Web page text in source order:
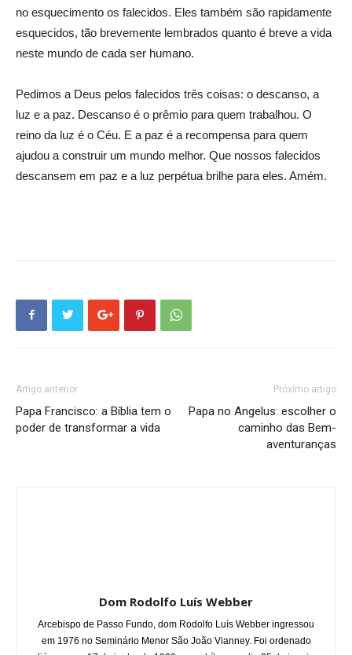
no esquecimento os falecidos. Eles também são rapidamente
esquecidos, tão brevemente lembrados quanto é breve a vida
neste mundo de cada ser humano.
Pedimos a Deus pelos falecidos três coisas: o descanso, a
luz e a paz. Descanso é o prêmio para quem trabalhou. O
reino da luz é o Céu. E a paz é a recompensa para quem
ajudou a construir um mundo melhor. Que nossos falecidos
descansem em paz e a luz perpétua brilhe para eles. Amém.
Artigo anterior
Papa Francisco: a Bíblia tem o
poder de transformar a vida
Próximo artigo
Papa no Angelus: escolher o
caminho das Bem-
aventuranças
Dom Rodolfo Luís Webber
Arcebispo de Passo Fundo, dom Rodolfo Luís Webber ingressou
em 1976 no Seminário Menor São João Vianney. Foi ordenado